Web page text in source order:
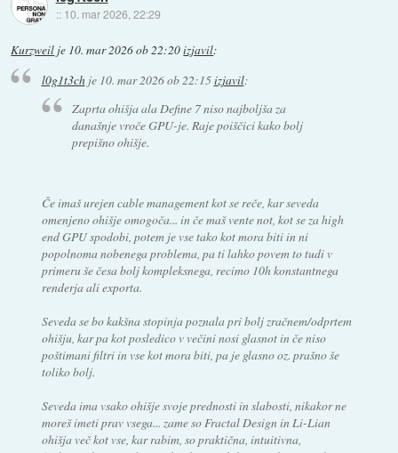
:: 10. mar 2026, 22:29
Kurzweil je 10. mar 2026 ob 22:20izjavil:
l0g1t3chje 10. mar 2026 ob 22:15izjavil:
Zaprta ohišja ala Define 7 niso najboljša za
današnje vroče GPU-je. Raje poiščici kako bolj
prepišno ohišje.
Če imaš urejen cable management kot se reče, kar seveda
omenjeno ohišje omogoča... in če maš vente not, kot se za high
end GPU spodobi, potem je vse tako kot mora biti in ni
popolnoma nobenega problema, pa ti lahko povem to tudi v
primeru še česa bolj kompleksnega, recimo 10h konstantnega
renderja ali exporta.
Seveda se bo kakšna stopinja poznala pri bolj zračnem/odprtem
ohišju, kar pa kot posledico v večini nosi glasnot in če niso
poštimani filtri in vse kot mora biti, pa je glasno oz. prašno še
toliko bolj.
Seveda ima vsako ohišje svoje prednosti in slabosti, nikakor ne
moreš imeti prav vsega... zame so Fractal Design in Li-Lian
ohišja več kot vse, kar rabim, so praktična, intuitivna,